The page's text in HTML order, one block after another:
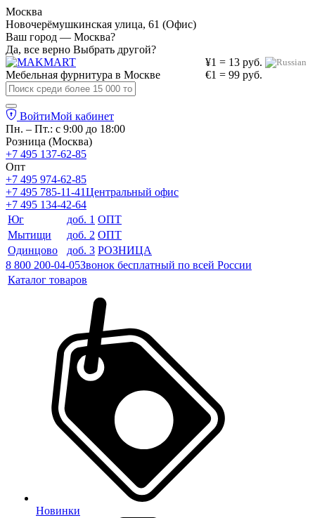
Москва
Новочерёмушкинская улица, 61 (Офис)
Ваш город — Москва?
Да, все верно Выбрать другой?
¥1 = 13 руб.
€1 = 99 руб.
Мебельная фурнитура в Москве
ВойтиМой кабинет
Пн. – Пт.: с 9:00 до 18:00
Розница (Москва)
+7 495 137-62-85
Опт
+7 495 974-62-85
+7 495 785-11-41Центральный офис
+7 495 134-42-64
Юг
доб. 1 ОПТ
Мытищи
доб. 2 ОПТ
Одинцово
доб. 3 РОЗНИЦА
8 800 200-04-05Звонок бесплатный по всей России
Каталог товаров
Новинки